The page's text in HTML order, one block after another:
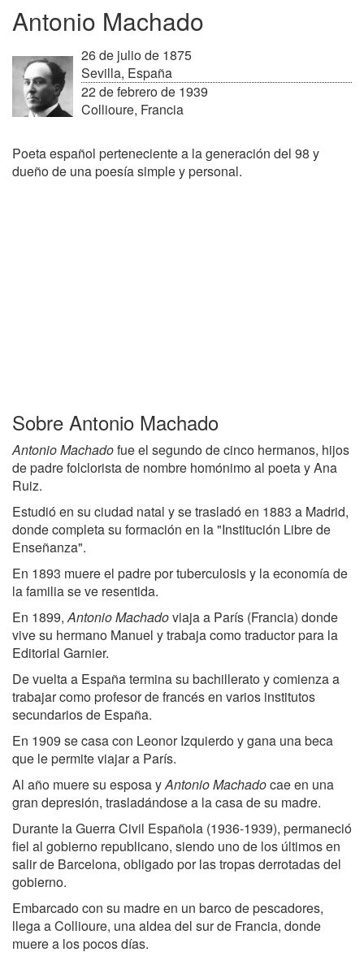
Antonio Machado
26 de julio de 1875
Sevilla, España
22 de febrero de 1939
Collioure, Francia
Poeta español perteneciente a la generación del 98 y
dueño de una poesía simple y personal.
Sobre Antonio Machado
Antonio Machadofue el segundo de cinco hermanos, hijos
de padre folclorista de nombre homónimo al poeta y Ana
Ruiz.
Estudió en su ciudad natal y se trasladó en 1883 a Madrid,
donde completa su formación en la "Institución Libre de
Enseñanza".
En 1893 muere el padre por tuberculosis y la economía de
la familia se ve resentida.
En 1899,Antonio Machadoviaja a París (Francia) donde
vive su hermano Manuel y trabaja como traductor para la
Editorial Garnier.
De vuelta a España termina su bachillerato y comienza a
trabajar como profesor de francés en varios institutos
secundarios de España.
En 1909 se casa con Leonor Izquierdo y gana una beca
que le permite viajar a París.
Al año muere su esposa yAntonio Machadocae en una
gran depresión, trasladándose a la casa de su madre.
Durante la Guerra Civil Española (1936-1939), permaneció
fiel al gobierno republicano, siendo uno de los últimos en
salir de Barcelona, obligado por las tropas derrotadas del
gobierno.
Embarcado con su madre en un barco de pescadores,
llega a Collioure, una aldea del sur de Francia, donde
muere a los pocos días.